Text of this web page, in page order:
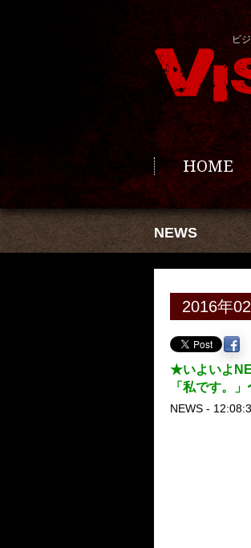
ビ
HOME
NEWS
2016年
★いよいよ
「私です。
NEWS -